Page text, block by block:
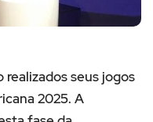
realizados seus jogos
2025. A